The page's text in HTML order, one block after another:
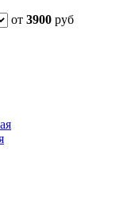
от 3900 руб